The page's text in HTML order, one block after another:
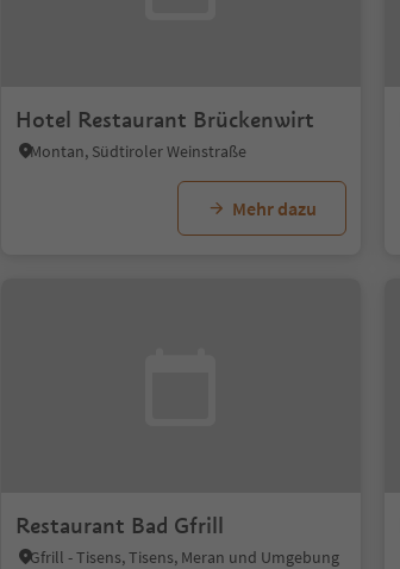
Hotel Restaurant Brückenwirt
Montan, Südtiroler Weinstraße
Mehr dazu
Restaurant Bad Gfrill
Gfrill - Tisens, Tisens, Meran und Umgebung